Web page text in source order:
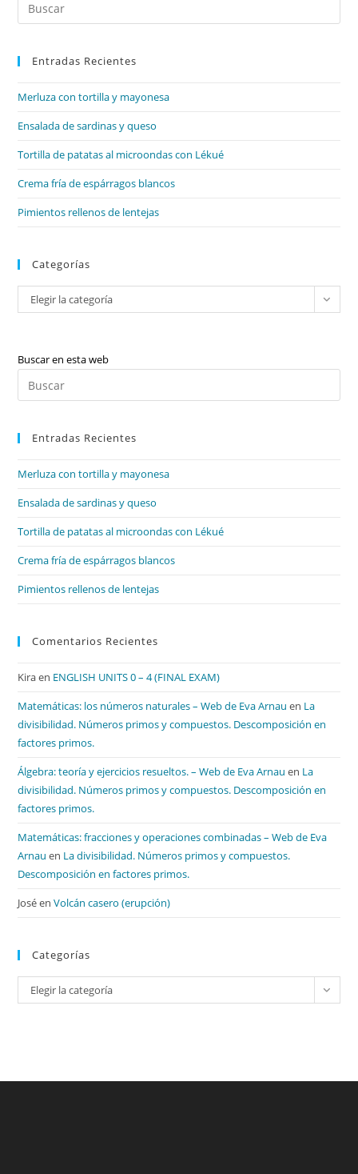
Entradas Recientes
Merluza con tortilla y mayonesa
Ensalada de sardinas y queso
Tortilla de patatas al microondas con Lékué
Crema fría de espárragos blancos
Pimientos rellenos de lentejas
Categorías
Categorías
Elegir la categoría
Buscar en esta web
Entradas Recientes
Merluza con tortilla y mayonesa
Ensalada de sardinas y queso
Tortilla de patatas al microondas con Lékué
Crema fría de espárragos blancos
Pimientos rellenos de lentejas
Comentarios Recientes
Kiraen ENGLISH UNITS 0 – 4 (FINAL EXAM)
Matemáticas: los números naturales – Web de Eva Arnau en La
divisibilidad. Números primos y compuestos. Descomposición en
factores primos.
Álgebra: teoría y ejercicios resueltos. – Web de Eva Arnau en La
divisibilidad. Números primos y compuestos. Descomposición en
factores primos.
Matemáticas: fracciones y operaciones combinadas – Web de Eva
Arnau en La divisibilidad. Números primos y compuestos.
Descomposición en factores primos.
JoséenVolcán casero (erupción)
Categorías
Categorías
Elegir la categoría